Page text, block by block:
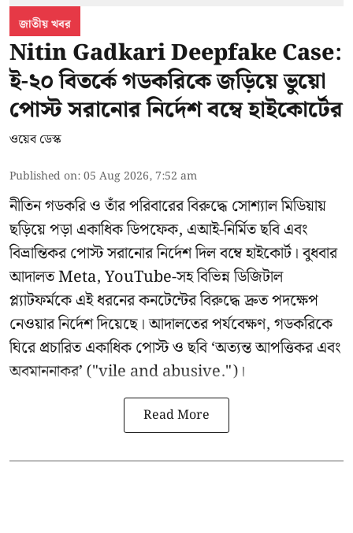
জাতীয় খবর
Nitin Gadkari Deepfake Case:
ই-২০ বিতর্কে গডকরিকে জড়িয়ে ভুয়ো
পোস্ট সরানোর নির্দেশ বম্বে হাইকোর্টের
ওয়েব ডেস্ক
Published on:05 Aug 2026, 7:52 am
নীতিন গডকরি ও তাঁর পরিবারের বিরুদ্ধে সোশ্যাল মিডিয়ায়
ছড়িয়ে পড়া একাধিক ডিপফেক, এআই-নির্মিত ছবি এবং
বিভ্রান্তিকর পোস্ট সরানোর নির্দেশ দিল বম্বে হাইকোর্ট। বুধবার
আদালত Meta, YouTube-সহ বিভিন্ন ডিজিটাল
প্ল্যাটফর্মকে এই ধরনের কনটেন্টের বিরুদ্ধে দ্রুত পদক্ষেপ
নেওয়ার নির্দেশ দিয়েছে। আদালতের পর্যবেক্ষণ, গডকরিকে
ঘিরে প্রচারিত একাধিক পোস্ট ও ছবি ‘অত্যন্ত আপত্তিকর এবং
অবমাননাকর’ ("vile and abusive.")।
Read More